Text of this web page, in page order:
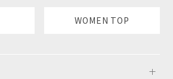
WOMEN TOP